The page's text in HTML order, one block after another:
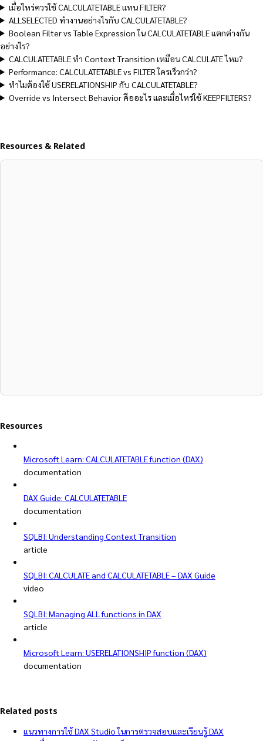
เมื่อไหร่ควรใช้ CALCULATETABLE แทน FILTER?
ALLSELECTED ทำงานอย่างไรกับ CALCULATETABLE?
Boolean Filter vs Table Expression ใน CALCULATETABLE แตกต่างกัน
อย่างไร?
CALCULATETABLE ทำ Context Transition เหมือน CALCULATE ไหม?
Performance: CALCULATETABLE vs FILTER ใครเร็วกว่า?
ทำไมต้องใช้ USERELATIONSHIP กับ CALCULATETABLE?
Override vs Intersect Behavior คืออะไร และเมื่อไหร่ใช้ KEEPFILTERS?
Resources & Related
Resources
Microsoft Learn: CALCULATETABLE function (DAX)
documentation
DAX Guide: CALCULATETABLE
documentation
SQLBI: Understanding Context Transition
article
SQLBI: CALCULATE and CALCULATETABLE – DAX Guide
video
SQLBI: Managing ALL functions in DAX
article
Microsoft Learn: USERELATIONSHIP function (DAX)
documentation
Related posts
แนวทางการใช้ DAX Studio ในการตรวจสอบและเรียนรู้ DAX